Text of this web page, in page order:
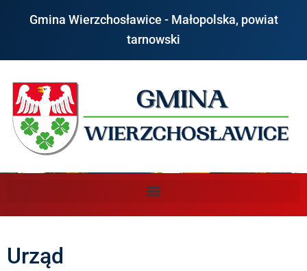
Gmina Wierzchosławice - Małopolska, powiat
tarnowski
Urząd